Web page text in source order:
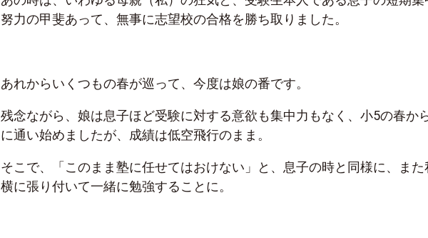
努力の甲斐あって、無事に志望校の合格を勝ち取りました。
あれからいくつもの春が巡って、今度は娘の番です。
残念ながら、娘は息子ほど受験に対する意欲も集中力もなく、小5の春か
に通い始めましたが、成績は低空飛行のまま。
そこで、「このまま塾に任せてはおけない」と、息子の時と同様に、また
横に張り付いて一緒に勉強することに。